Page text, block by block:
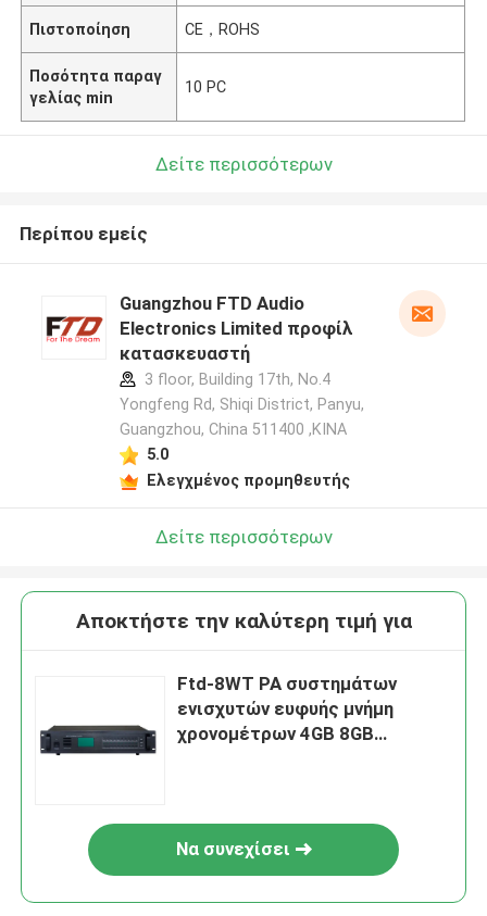
Πιστοποίηση CE，ROHS
Ποσότητα παραγ
γελίας min
10 PC
Δείτε περισσότερων
Περίπου εμείς
Guangzhou FTD Audio
Electronics Limited προφίλ
κατασκευαστή
3 floor, Building 17th, No.4
Yongfeng Rd, Shiqi District, Panyu,
Guangzhou, China 511400 ,ΚΙΝΑ
5.0
Ελεγχμένος προμηθευτής
Δείτε περισσότερων
Αποκτήστε την καλύτερη τιμή για
Ftd-8WT PA συστημάτων
ενισχυτών ευφυής μνήμη
χρονομέτρων 4GB 8GB
Να συνεχίσει